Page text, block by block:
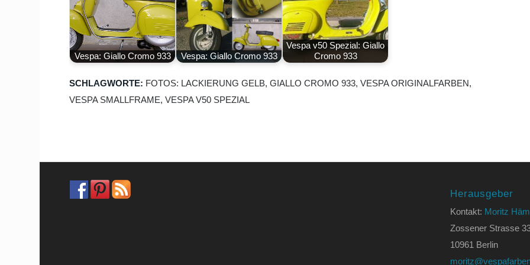
Vespa: Giallo Cromo 933 Vespa: Giallo Cromo 933
Vespa v50 Spezial: Giallo
Cromo 933
SCHLAGWORTE: FOTOS: LACKIERUNG GELB,GIALLO CROMO 933,VESPA ORIGINALFARBEN,
VESPA SMALLFRAME,VESPA V50 SPEZIAL
Herausgeber
Kontakt: Moritz
Zossener Strasse
10961 Berlin